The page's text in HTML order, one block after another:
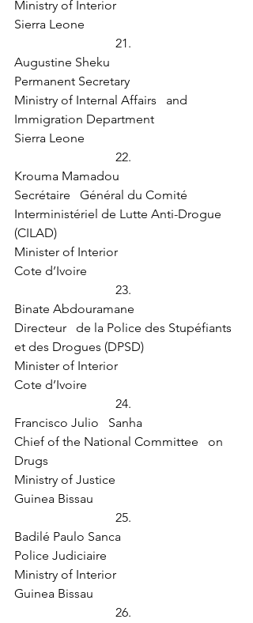
Ministry of Interior
Sierra Leone
21.
Augustine Sheku
Permanent Secretary
Ministry of Internal Affairs   and
Immigration Department
Sierra Leone
22.
Krouma Mamadou
Secrétaire   Général du Comité
Interministériel de Lutte Anti-Drogue
(CILAD)
Minister of Interior
Cote d’Ivoire
23.
Binate Abdouramane
Directeur   de la Police des Stupéfiants
et des Drogues (DPSD)
Minister of Interior
Cote d’Ivoire
24.
Francisco Julio   Sanha
Chief of the National Committee   on
Drugs
Ministry of Justice
Guinea Bissau
25.
Badilé Paulo Sanca
Police Judiciaire
Ministry of Interior
Guinea Bissau
26.